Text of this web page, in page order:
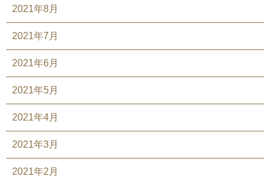
2021年8月
2021年7月
2021年6月
2021年5月
2021年4月
2021年3月
2021年2月